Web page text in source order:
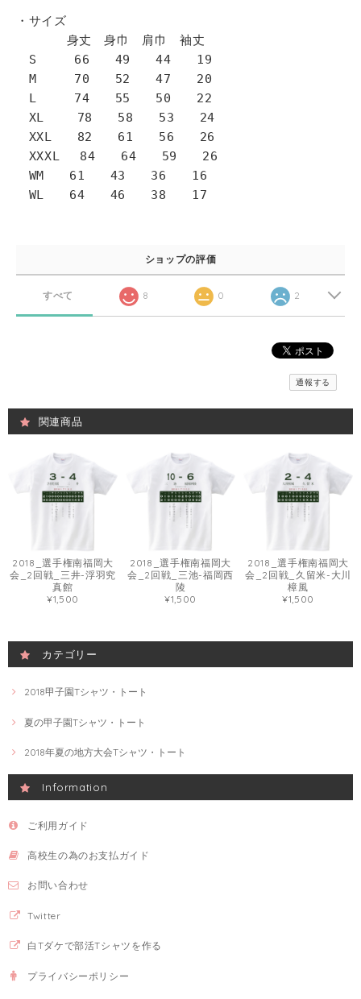
・サイズ
身丈 身巾 肩巾 袖丈
S 66 49 44 19
M 70 52 47 20
L 74 55 50 22
XL 78 58 53 24
XXL 82 61 56 26
XXXL 84 64 59 26
WM 61 43 36 16
WL 64 46 38 17
ショップの評価
すべて 8 0 2
通報する
関連商品
2018_選手権南福岡大
会_2回戦_三井-浮羽究
真館
¥1,500
2018_選手権南福岡大
会_2回戦_三池-福岡西
陵
¥1,500
2018_選手権南福岡大
会_2回戦_久留米-大川
樟風
¥1,500
カテゴリー
2018甲子園Tシャツ・トート
夏の甲子園Tシャツ・トート
2018年夏の地方大会Tシャツ・トート
Information
ご利用ガイド
高校生の為のお支払ガイド
お問い合わせ
Twitter
白Tダケで部活Tシャツを作る
プライバシーポリシー